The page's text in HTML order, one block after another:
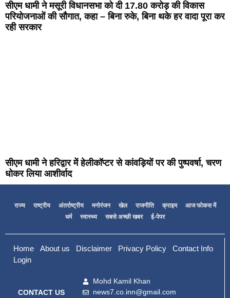
सीएम धामी ने मसूरी विधानसभा को दी 17.80 करोड़ की विकास
परियोजनाओं की सौगात, कहा – बिना रुके, बिना थके हर वादा पूरा कर
रही सरकार
सीएम धामी ने हरिद्वार में हेलीकॉप्टर से कांवड़ियों पर की पुष्पवर्षा, चरण
धोकर लिया आशीर्वाद
राज्य राष्ट्रीय अंतर्राष्ट्रीय मनोरंजन खेल राजनीति क्राइम
आज फोकस में
धर्म
स्वास्थ्य सबसे अच्छी खबर ई-पेपर
Home About us Disclaimer Privacy Policy
Contact Info
Login
CONTACT US
Mohd Kamil Khan
news7.co.inn@gmail.com